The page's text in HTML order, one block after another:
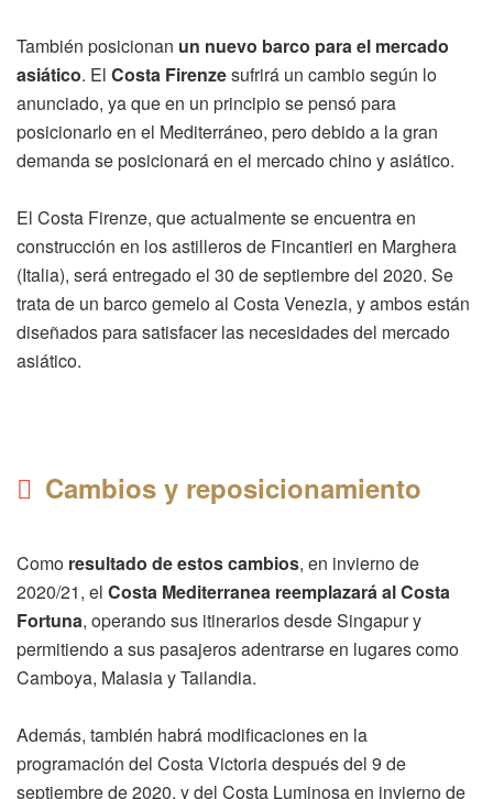
También posicionan un nuevo barco para el mercado
asiático. El Costa Firenzesufrirá un cambio según lo
anunciado, ya que en un principio se pensó para
posicionarlo en el Mediterráneo, pero debido a la gran
demanda se posicionará en el mercado chino y asiático.
El Costa Firenze, que actualmente se encuentra en
construcción en los astilleros de Fincantieri en Marghera
(Italia), será entregado el 30 de septiembre del 2020. Se
trata de un barco gemelo al Costa Venezia, y ambos están
diseñados para satisfacer las necesidades del mercado
asiático.
Cambios y reposicionamiento
Como resultado de estos cambios, en invierno de
2020/21, el Costa Mediterranea reemplazará al Costa
Fortuna, operando sus itinerarios desde Singapur y
permitiendo a sus pasajeros adentrarse en lugares como
Camboya, Malasia y Tailandia.
Además, también habrá modificaciones en la
programación del Costa Victoria después del 9 de
septiembre de 2020, y del Costa Luminosa en invierno de